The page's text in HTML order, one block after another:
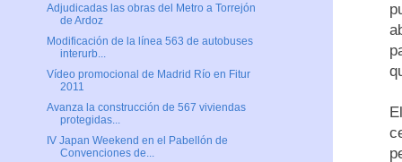
Adjudicadas las obras del Metro a Torrejón
de Ardoz
Modificación de la línea 563 de autobuses
interurb...
Vídeo promocional de Madrid Río en Fitur
2011
Avanza la construcción de 567 viviendas
protegidas...
IV Japan Weekend en el Pabellón de
Convenciones de...